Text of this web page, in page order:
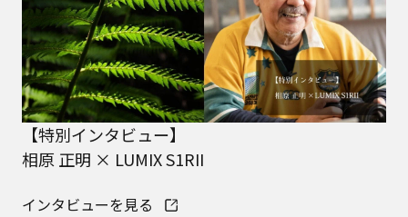
【特別インタビュー】
相原 正明 × LUMIX S1RII
インタビューを見る